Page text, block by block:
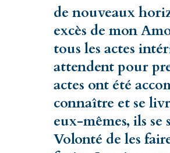
de nouveaux
excès de mon
tous les actes
attendent pour
actes ont été
connaître et se
eux-mêmes, ils
Volonté de les